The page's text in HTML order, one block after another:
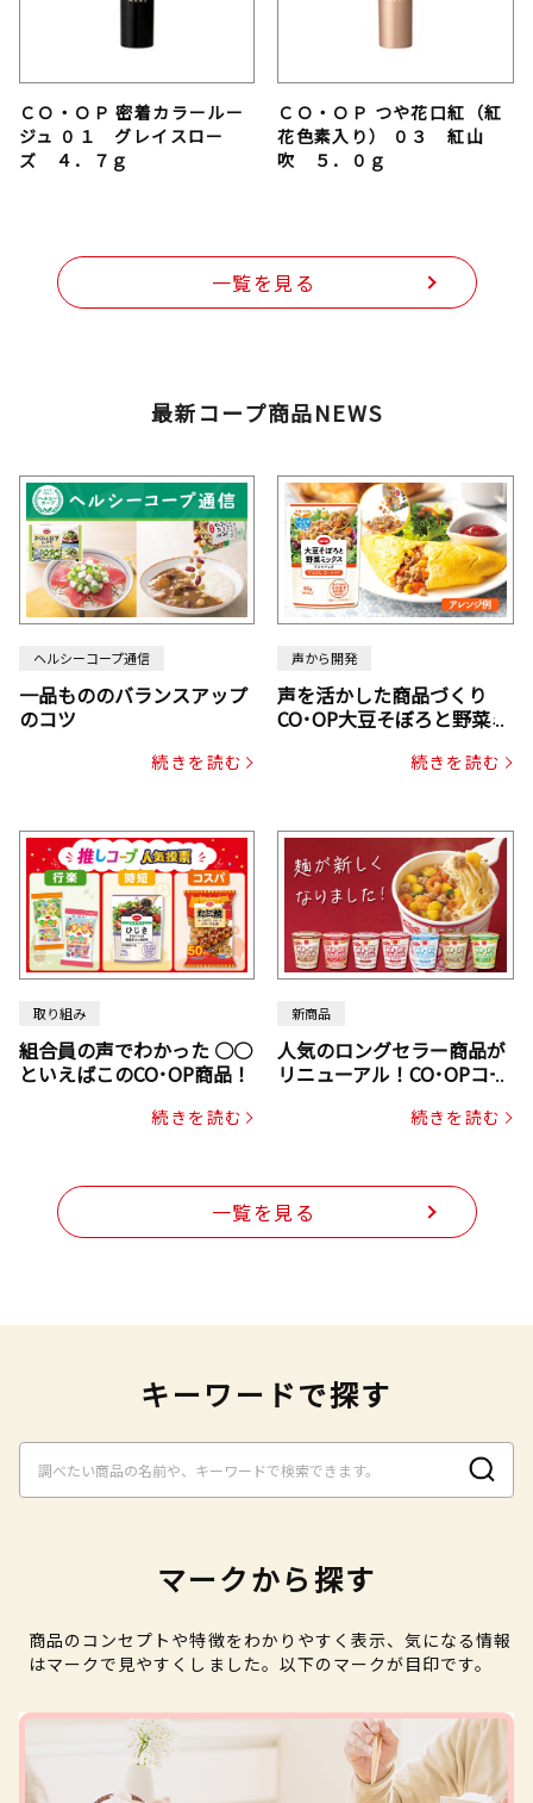
ＣＯ・ＯＰ 密着カラールー
ジュ ０１ グレイスロー
ズ ４．７ｇ
ＣＯ・ＯＰ つや花口紅（紅
花色素入り） ０３ 紅山
吹 ５．０ｇ
一覧を見る
最新コープ商品NEWS
ヘルシーコープ通信
一品もののバランスアップ
のコツ
続きを読む
声から開発
声を活かした商品づくり
CO･OP大豆そぼろと野菜ミ
じん・コーン入り）続きを読む
取り組み
組合員の声でわかった ○○
といえばこのCO･OP商品！
続きを読む
新商品
人気のロングセラー商品が
リニューアル！CO･OPコー
続きを読む
一覧を見る
キーワードで探す
マークから探す
商品のコンセプトや特徴をわかりやすく表示、気になる情報
はマークで見やすくしました。以下のマークが目印です。